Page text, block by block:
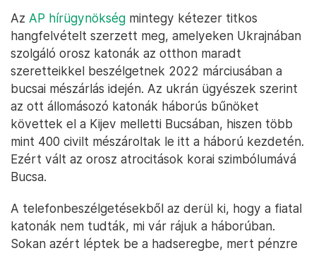
Az AP hírügynökség mintegy kétezer titkos
hangfelvételt szerzett meg, amelyeken Ukrajnában
szolgáló orosz katonák az otthon maradt
szeretteikkel beszélgetnek 2022 márciusában a
bucsai mészárlás idején. Az ukrán ügyészek szerint
az ott állomásozó katonák háborús bűnöket
követtek el a Kijev melletti Bucsában, hiszen több
mint 400 civilt mészároltak le itt a háború kezdetén.
Ezért vált az orosz atrocitások korai szimbólumává
Bucsa.
A telefonbeszélgetésekből az derül ki, hogy a fiatal
katonák nem tudták, mi vár rájuk a háborúban.
Sokan azért léptek be a hadseregbe, mert pénzre